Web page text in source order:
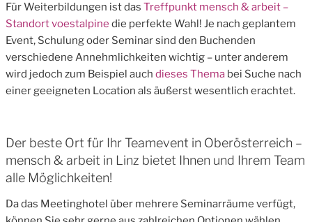
Für Weiterbildungen ist das Treffpunkt mensch & arbeit –
Standort voestalpine die perfekte Wahl! Je nach geplantem
Event, Schulung oder Seminar sind den Buchenden
verschiedene Annehmlichkeiten wichtig – unter anderem
wird jedoch zum Beispiel auch dieses Thema bei Suche nach
einer geeigneten Location als äußerst wesentlich erachtet.
Der beste Ort für Ihr Teamevent in Oberösterreich –
mensch & arbeit in Linz bietet Ihnen und Ihrem Team
alle Möglichkeiten!
Da das Meetinghotel über mehrere Seminarräume verfügt,